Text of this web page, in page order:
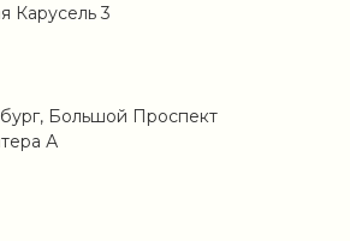
Большой Проспект
А
Карусель 3